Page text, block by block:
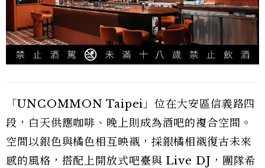
「UNCOMMON Taipei」位在大安區信義路四
段，白天供應咖啡、晚上則成為酒吧的複合空間。
空間以銀色與橘色相互映襯，採銀橘相襯復古未來
感的風格，搭配上開放式吧臺與 Live DJ，團隊希